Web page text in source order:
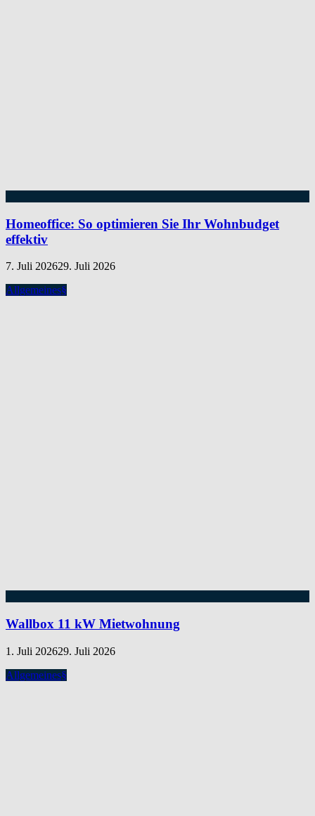
Homeoffice: So optimieren Sie Ihr Wohnbudget
effektiv
7. Juli 202629. Juli 2026
Allgemeines§
Wallbox 11 kW Mietwohnung
1. Juli 202629. Juli 2026
Allgemeines§